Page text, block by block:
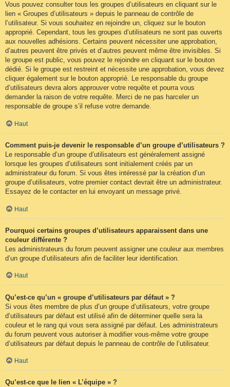
Vous pouvez consulter tous les groupes d’utilisateurs en cliquant sur le
lien « Groupes d’utilisateurs » depuis le panneau de contrôle de
l’utilisateur. Si vous souhaitez en rejoindre un, cliquez sur le bouton
approprié. Cependant, tous les groupes d’utilisateurs ne sont pas ouverts
aux nouvelles adhésions. Certains peuvent nécessiter une approbation,
d’autres peuvent être privés et d’autres peuvent même être invisibles. Si
le groupe est public, vous pouvez le rejoindre en cliquant sur le bouton
dédié. Si le groupe est restreint et nécessite une approbation, vous devez
cliquer également sur le bouton approprié. Le responsable du groupe
d’utilisateurs devra alors approuver votre requête et pourra vous
demander la raison de votre requête. Merci de ne pas harceler un
responsable de groupe s’il refuse votre demande.
Haut
Comment puis-je devenir le responsable d’un groupe d’utilisateurs ?
Le responsable d’un groupe d’utilisateurs est généralement assigné
lorsque les groupes d’utilisateurs sont initialement créés par un
administrateur du forum. Si vous êtes intéressé par la création d’un
groupe d’utilisateurs, votre premier contact devrait être un administrateur.
Essayez de le contacter en lui envoyant un message privé.
Haut
Pourquoi certains groupes d’utilisateurs apparaissent dans une
couleur différente ?
Les administrateurs du forum peuvent assigner une couleur aux membres
d’un groupe d’utilisateurs afin de faciliter leur identification.
Haut
Qu’est-ce qu’un « groupe d’utilisateurs par défaut » ?
Si vous êtes membre de plus d’un groupe d’utilisateurs, votre groupe
d’utilisateurs par défaut est utilisé afin de déterminer quelle sera la
couleur et le rang qui vous sera assigné par défaut. Les administrateurs
du forum peuvent vous autoriser à modifier vous-même votre groupe
d’utilisateurs par défaut depuis le panneau de contrôle de l’utilisateur.
Haut
Qu’est-ce que le lien « L’équipe » ?